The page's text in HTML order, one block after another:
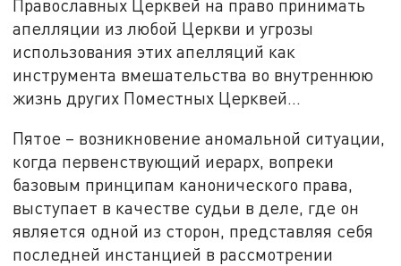
Православных Церквей на право принимать
апелляции из любой Церкви и угрозы
использования этих апелляций как
инструмента вмешательства во внутреннюю
жизнь других Поместных Церквей...
Пятое – возникновение аномальной ситуации,
когда первенствующий иерарх, вопреки
базовым принципам канонического права,
выступает в качестве судьи в деле, где он
является одной из сторон, представляя себя
последней инстанцией в рассмотрении